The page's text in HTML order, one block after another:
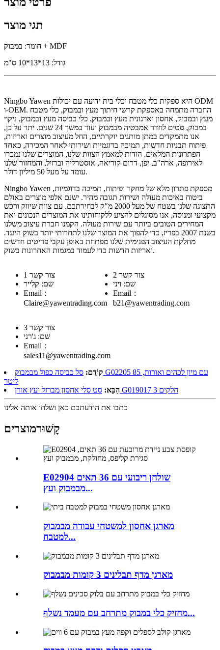
תגי מוצר
חומר: במבוק + MDF
גודל: 13*13*10 ס"מ
Ningbo Yawen היא ספקית כלי מטבח וכלי בית ידועה עם יכולות ODM
ו-OEM. החברה מתמחה באספקת קרשי חיתוך מעץ ובמבוק, כלי מטבח
מעץ ובמבוק, אחסון וארגונית מעץ ובמבוק, כלי כביסה מעץ ובמבוק, ניקוי
במבוק, סטים לחדר אמבטיה מבמבוק ועוד במשך 24 שנים. יתר על כן,
אנו מתמקדים במתן מותגים יוקרתיים, החל מעיצוב מוצרים ואריזות,
פיתוח תבניות חדשות, תמיכה בדוגמיות ושירותי לאחר המכירה, כאחד
הפתרונות המלאים. הודות למאמץ הצוות שלנו, המוצרים שלנו נמכרו
לאירופה, ארה"ב, יפן, דרום קוריאה, אוסטרליה וברזיל, והמחזור שלנו
עומד על מעל 50 מיליון דולר.
Ningbo Yawen מספקת פתרון מלא של מחקר ופיתוח, תמיכה בדוגמיות,
ביטוח באיכות מעולה ושירות תגובה מהיר. ישנם אלפי מוצרים באולם
התצוגה שלנו בשטח של מעל 2000 מ"ק לבחירתכם. עם צוות שיווק ורכש
מקצועי ומנוסה, אנו מסוגלים להציע ללקוחותינו את המוצרים הנכונים ואת
המחירים הטובים ביותר עם שירות מעולה. הקמנו חברת עיצוב משלנו
בשנת 2007 בפריז, כדי להפוך את המוצר שלנו לתחרותי יותר בשוק היעד.
מחלקת העיצוב הפנימית שלנו מפתחת באופן עקבי פריטים חדשים
ואריזות חדשות כדי לעמוד במגמות האחרונות בשוק.
צור קשר 1
שם: קלייר
Email：
Claire@yawentrading.com
צור קשר 2
שם: ויני
Email：
b21@yawentrading.com
צור קשר 3
שם: ג'רני
Email：
sales11@yawentrading.com
קוֹדֵם: סל כביסה כפול מבמבוק G02205 עם מיון לכהים ואורות, 85
ליטר
הַבָּא:
סט סלי אחסון מברזל ועץ אורן G019017 3 חלקים
כתבו את הודעתכם כאן ושלחו אותה אלינו
קָשׁוּרמוצרים
E02904 שולחן ריבועי עם 36 תאים
מבמבוק ועץ...
מארגן אחסון למשטחי עבודה מבמבוק
למטבח...
מארגן מדף תבלינים 3 קומות מבמבוק
מחזיק כלי במבוק מתרחב עם מעמד נשלף...